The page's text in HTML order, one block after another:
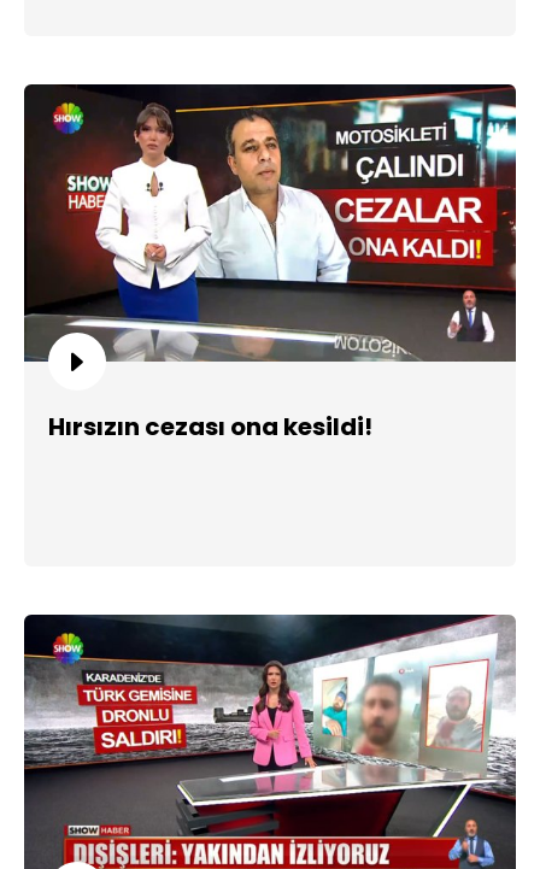
Hırsızın cezası ona kesildi!